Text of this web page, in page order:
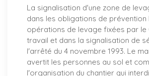
La signalisation d'une zone de
dans les obligations de prévention
opérations de levage fixées par le
travail et dans la signalisation de
l'arrêté du 4 novembre 1993. Le
avertit les personnes au sol et
l'organisation du chantier qui